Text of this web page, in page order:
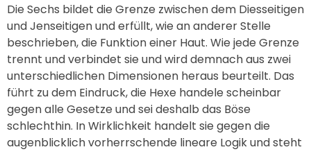
Die Sechs bildet die Grenze zwischen dem Diesseitigen
und Jenseitigen und erfüllt, wie an anderer Stelle
beschrieben, die Funktion einer Haut. Wie jede Grenze
trennt und verbindet sie und wird demnach aus zwei
unterschiedlichen Dimensionen heraus beurteilt. Das
führt zu dem Eindruck, die Hexe handele scheinbar
gegen alle Gesetze und sei deshalb das Böse
schlechthin. In Wirklichkeit handelt sie gegen die
augenblicklich vorherrschende lineare Logik und steht